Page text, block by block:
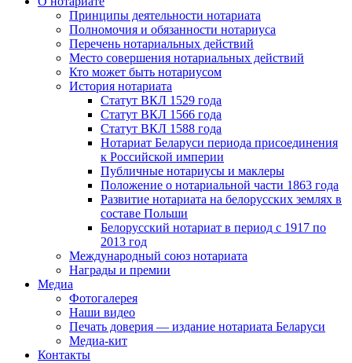
Принципы деятельности нотариата
Полномочия и обязанности нотариуса
Перечень нотариальных действий
Место совершения нотариальных действий
Кто может быть нотариусом
История нотариата
Статут ВКЛ 1529 года
Статут ВКЛ 1566 года
Статут ВКЛ 1588 года
Нотариат Беларуси периода присоединения
к Российской империи
Публичные нотариусы и маклеры
Положение о нотариальной части 1863 года
Развитие нотариата на белорусских землях в
составе Польши
Белорусский нотариат в период с 1917 по
2013 год
Международный союз нотариата
Награды и премии
Медиа
Фотогалерея
Наши видео
Печать доверия — издание нотариата Беларуси
Медиа-кит
Контакты